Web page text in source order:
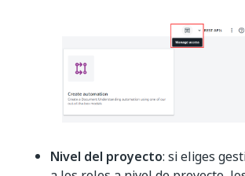
Nivel del proyecto: si eliges